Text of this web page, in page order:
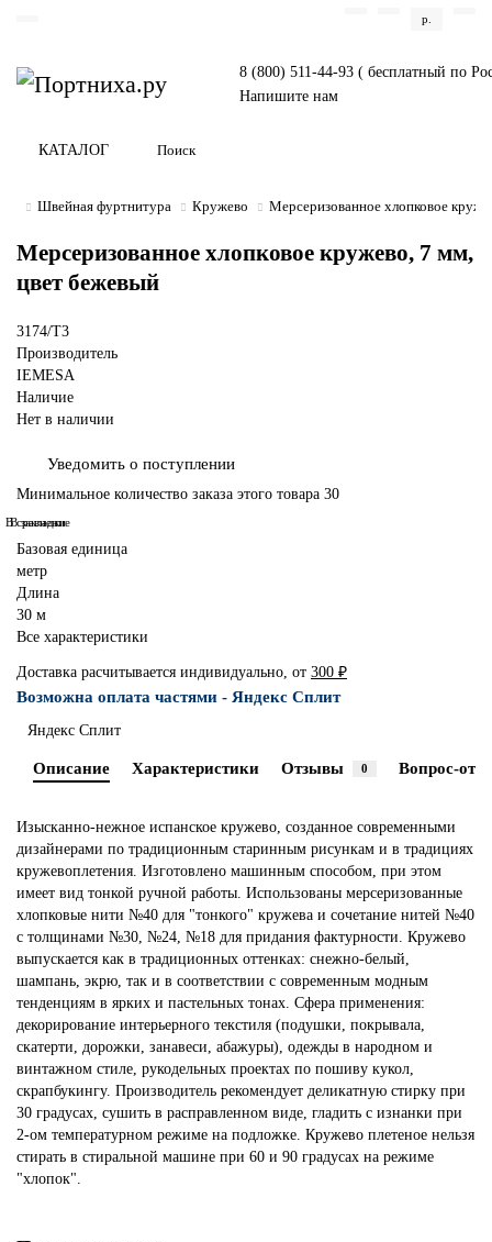
р.
8 (800) 511-44-93 ( бесплатный по
Напишите нам
КАТАЛОГ
Швейная фуртнитура Кружево Мерсеризованное хлопковое
Мерсеризованное хлопковое кружево, 7 мм,
цвет бежевый
3174/T3
Производитель
IEMESA
Наличие
Нет в наличии
Уведомить о поступлении
Минимальное количество заказа этого товара 30
В закладки
В сравнение
Базовая единица
метр
Длина
30 м
Все характеристики
Доставка расчитывается индивидуально, от 300 ₽
Возможна оплата частями - Яндекс Сплит
Яндекс Сплит
Описание Характеристики Отзывы 0 Вопрос-
Изысканно-нежное испанское кружево, созданное современными
дизайнерами по традиционным старинным рисункам и в традициях
кружевоплетения. Изготовлено машинным способом, при этом
имеет вид тонкой ручной работы. Использованы мерсеризованные
хлопковые нити №40 для "тонкого" кружева и сочетание нитей №40
с толщинами №30, №24, №18 для придания фактурности. Кружево
выпускается как в традиционных оттенках: снежно-белый,
шампань, экрю, так и в соответствии с современным модным
тенденциям в ярких и пастельных тонах. Сфера применения:
декорирование интерьерного текстиля (подушки, покрывала,
скатерти, дорожки, занавеси, абажуры), одежды в народном и
винтажном стиле, рукодельных проектах по пошиву кукол,
скрапбукингу. Производитель рекомендует деликатную стирку при
30 градусах, сушить в расправленном виде, гладить с изнанки при
2-ом температурном режиме на подложке. Кружево плетеное нельзя
стирать в стиральной машине при 60 и 90 градусах на режиме
"хлопок".